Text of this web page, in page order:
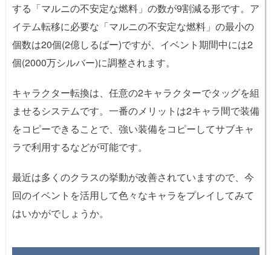
する「マルニの不安定な燃料」の数が9割減る形です。ア
イテム転移に必要な「マルニの不安定な燃料」の最小の
個数は20個(2億しるばー)ですが、イベント期間中には2
個(2000万シルバー)に調整されます。
キャラクター転換は、任意の2キャラクターでタッグを組
ませるシステムです。一番のメリットは2キャラ間で装備
をコピーできることで、強い装備をコピーしてサブキャ
ラで利用するなどが可能です。
最近は多くのクラスの挙動が改善されていますので、今
回のイベントを活用して色々なキャラをプレイしてみて
はいかがでしょうか。